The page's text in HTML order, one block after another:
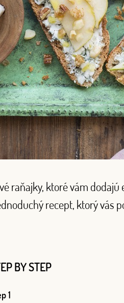
raňajky, ktoré vám
recept, ktorý vás
BY STEP
1